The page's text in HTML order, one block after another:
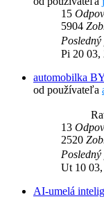
15
5904
Pi 20 03,
automobilka
od používateľa
13
2520
Ut 10
AI-umelá